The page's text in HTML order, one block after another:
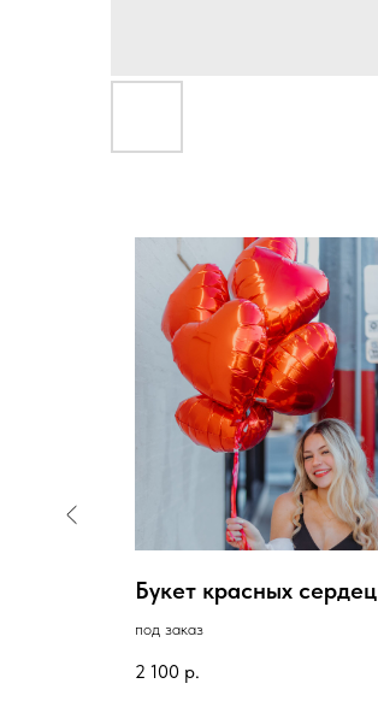
Букет красных сердец
под заказ
2 100 р.